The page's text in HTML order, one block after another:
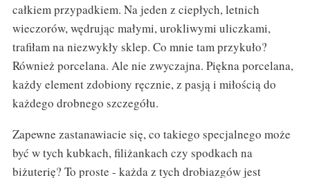
całkiem przypadkiem. Na jeden z ciepłych, letnich
wieczorów, wędrując małymi, urokliwymi uliczkami,
trafiłam na niezwykły sklep. Co mnie tam przykuło?
Również porcelana. Ale nie zwyczajna. Piękna porcelana,
każdy element zdobiony ręcznie, z pasją i miłością do
każdego drobnego szczegółu.
Zapewne zastanawiacie się, co takiego specjalnego może
być w tych kubkach, filiżankach czy spodkach na
biżuterię? To proste - każda z tych drobiazgów jest